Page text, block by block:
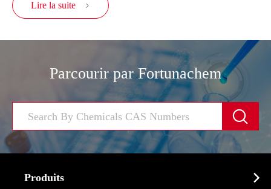
Lire la suite 
Parcourir par Fortunachem

Produits 